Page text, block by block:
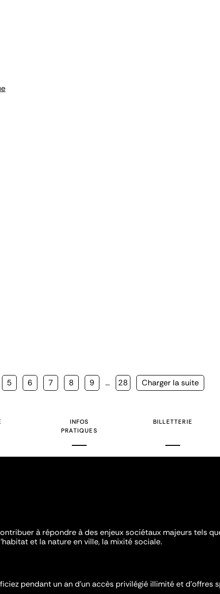
Page
5 Page
6 Page
7 Page
8 Page
9 … Page
28
Page
Charger la suite
INFOS
PRATIQUES
BILLETTERIE
à répondre à des enjeux sociétaux majeurs tels
et la nature en ville, la mixité sociale.
pendant un an d’un accès privilégié illimité et d’offres